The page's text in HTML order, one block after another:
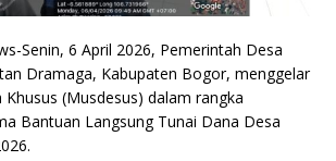
Senin, 6 April 2026, Pemerintah Desa
Dramaga, Kabupaten Bogor, menggelar
(Musdesus) dalam rangka
Bantuan Langsung Tunai Dana Desa